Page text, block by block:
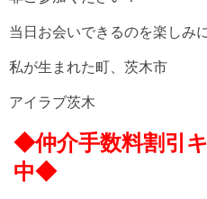
当日お会いできるのを楽しみ
私が生まれた町、茨木市
アイラブ茨木
◆仲介手数料割引
中◆